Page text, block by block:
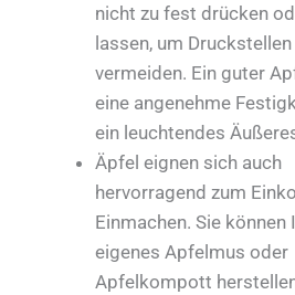
nicht zu fest drücken
lassen, um Druckstellen
vermeiden. Ein guter
eine angenehme
ein leuchtendes
Äpfel eignen sich auch
hervorragend zum
Einmachen. Sie können
eigenes Apfelmus oder
Apfelkompott